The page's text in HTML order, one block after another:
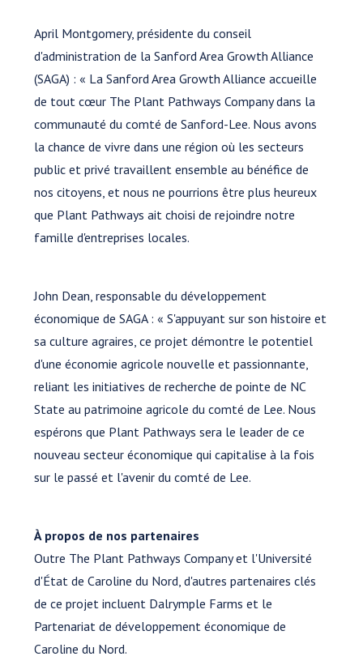
April Montgomery, présidente du conseil
d'administration de la Sanford Area Growth Alliance
(SAGA) : « La Sanford Area Growth Alliance accueille
de tout cœur The Plant Pathways Company dans la
communauté du comté de Sanford-Lee. Nous avons
la chance de vivre dans une région où les secteurs
public et privé travaillent ensemble au bénéfice de
nos citoyens, et nous ne pourrions être plus heureux
que Plant Pathways ait choisi de rejoindre notre
famille d'entreprises locales.
John Dean, responsable du développement
économique de SAGA : « S'appuyant sur son histoire et
sa culture agraires, ce projet démontre le potentiel
d'une économie agricole nouvelle et passionnante,
reliant les initiatives de recherche de pointe de NC
State au patrimoine agricole du comté de Lee. Nous
espérons que Plant Pathways sera le leader de ce
nouveau secteur économique qui capitalise à la fois
sur le passé et l'avenir du comté de Lee.
À propos de nos partenaires
Outre The Plant Pathways Company et l'Université
d'État de Caroline du Nord, d'autres partenaires clés
de ce projet incluent Dalrymple Farms et le
Partenariat de développement économique de
Caroline du Nord.